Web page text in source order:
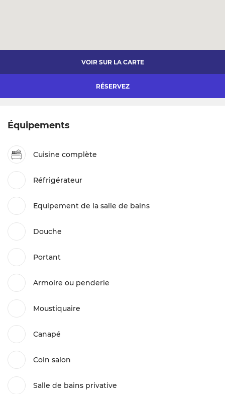
VOIR SUR LA CARTE
RÉSERVEZ
Équipements
Cuisine complète
Réfrigérateur
Equipement de la salle de bains
Douche
Portant
Armoire ou penderie
Moustiquaire
Canapé
Coin salon
Salle de bains privative